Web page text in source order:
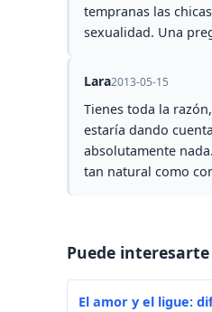
tempranas las
sexualidad. Una
Lara2013-05-15
Tienes toda la
estaría dando
absolutamente
tan natural como
Puede interesarte
El amor y el ligue: